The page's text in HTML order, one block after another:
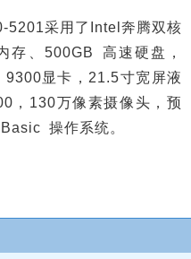
采用了Intel奔腾双核
存、500GB 高速硬盘，
显卡，21.5寸宽屏液
，130万像素摄像头，预
操作系统。